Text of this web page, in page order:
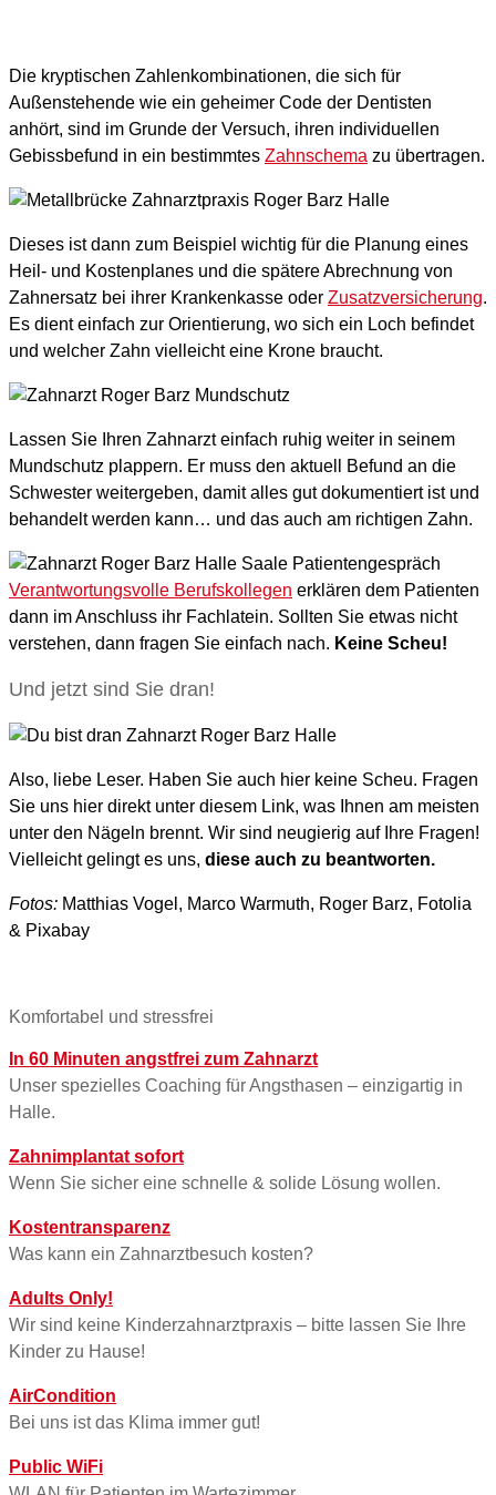
Die kryptischen Zahlenkombinationen, die sich für
Außenstehende wie ein geheimer Code der Dentisten
anhört, sind im Grunde der Versuch, ihren individuellen
Gebissbefund in ein bestimmtes Zahnschema zu übertragen.
Dieses ist dann zum Beispiel wichtig für die Planung eines
Heil- und Kostenplanes und die spätere Abrechnung von
Zahnersatz bei ihrer Krankenkasse oder Zusatzversicherung.
Es dient einfach zur Orientierung, wo sich ein Loch befindet
und welcher Zahn vielleicht eine Krone braucht.
Lassen Sie Ihren Zahnarzt einfach ruhig weiter in seinem
Mundschutz plappern. Er muss den aktuell Befund an die
Schwester weitergeben, damit alles gut dokumentiert ist und
behandelt werden kann… und das auch am richtigen Zahn.
Verantwortungsvolle Berufskollegen erklären dem Patienten
dann im Anschluss ihr Fachlatein. Sollten Sie etwas nicht
verstehen, dann fragen Sie einfach nach. Keine Scheu!
Und jetzt sind Sie dran!
Also, liebe Leser. Haben Sie auch hier keine Scheu. Fragen
Sie uns hier direkt unter diesem Link, was Ihnen am meisten
unter den Nägeln brennt. Wir sind neugierig auf Ihre Fragen!
Vielleicht gelingt es uns, diese auch zu beantworten.
Fotos: Matthias Vogel, Marco Warmuth, Roger Barz, Fotolia
& Pixabay
Komfortabel und stressfrei
In 60 Minuten angstfrei zum Zahnarzt
Unser spezielles Coaching für Angsthasen – einzigartig in
Halle.
Zahnimplantat sofort
Wenn Sie sicher eine schnelle & solide Lösung wollen.
Kostentransparenz
Was kann ein Zahnarztbesuch kosten?
Adults Only!
Wir sind keine Kinderzahnarztpraxis – bitte lassen Sie Ihre
Kinder zu Hause!
AirCondition
Bei uns ist das Klima immer gut!
Public WiFi